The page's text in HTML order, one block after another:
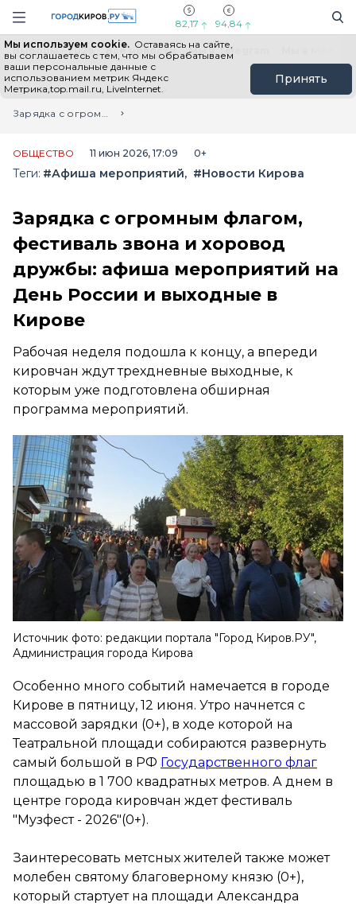
Навигация сайта
82,17 94,84
Мы используем cookie. Оставаясь на сайте,
вы соглашаетесь с тем, что мы обрабатываем
ваши персональные данные с
использованием метрик Яндекс
Метрика,top.mail.ru, LiveInternet.
Принять
Выборы - 2026 Все новости Мы в Telegram
Главная
Лента новостей
Зарядка с огромным флагом, фестиваль звона и хоровод дружбы: афиша мероприятий на День России и выходные в Кирове
ОБЩЕСТВО 11 июн 2026, 17:09 0+
Теги: #Афиша мероприятий #Новости Кирова
Зарядка с огромным флагом,
фестиваль звона и хоровод
дружбы: афиша мероприятий на
День России и выходные в
Кирове
Рабочая неделя подошла к концу, а впереди
кировчан ждут трехдневные выходные, к
которым уже подготовлена обширная
программа мероприятий.
Источник фото: редакции портала "Город Киров.РУ",
Администрация города Кирова
Особенно много событий намечается в городе
Кирове в пятницу, 12 июня. Утро начнется с
массовой зарядки (0+), в ходе которой на
Театральной площади собираются развернуть
самый большой в РФ Государственного флаг
площадью в 1 700 квадратных метров. А днем в
центре города кировчан ждет фестиваль
"Музфест - 2026"(0+).
Заинтересовать метсных жителей также может
молебен святому благоверному князю (0+),
который стартует на площади Александра